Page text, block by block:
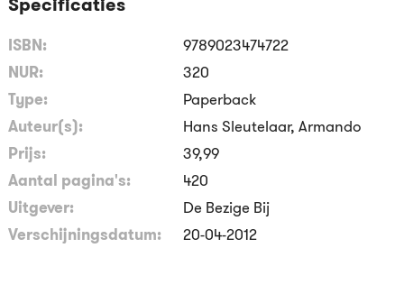
ISBN:
9789023474722
NUR:
320
Type:
Paperback
Auteur(s):
Hans Sleutelaar, Armando
Prijs:
39,99
Aantal pagina's:
420
Uitgever:
De Bezige Bij
Verschijningsdatum:
20-04-2012